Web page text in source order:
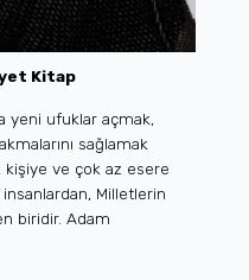
Kitap
yeni ufuklar açmak,
sağlamak
kişiye ve çok az esere
Milletlerin
biridir. Adam